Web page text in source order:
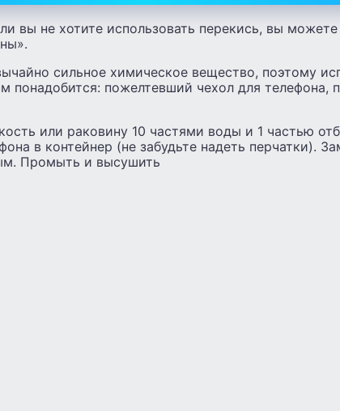
вы не хотите использовать перекись, вы
сильное химическое вещество, поэтому
понадобится: пожелтевший чехол для телефона,
или раковину 10 частями воды и 1 частью
в контейнер (не забудьте надеть перчатки).
Промыть и высушить